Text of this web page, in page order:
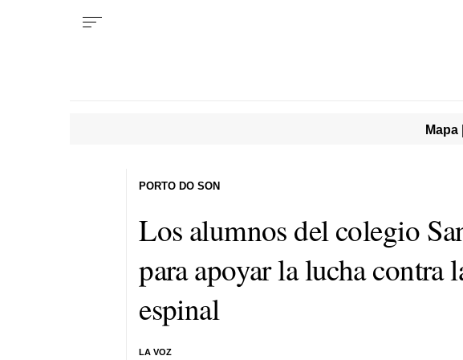
Mapa
Los alumnos del colegio
para apoyar la lucha contra
espinal
LA VOZ
PORTO DO SON